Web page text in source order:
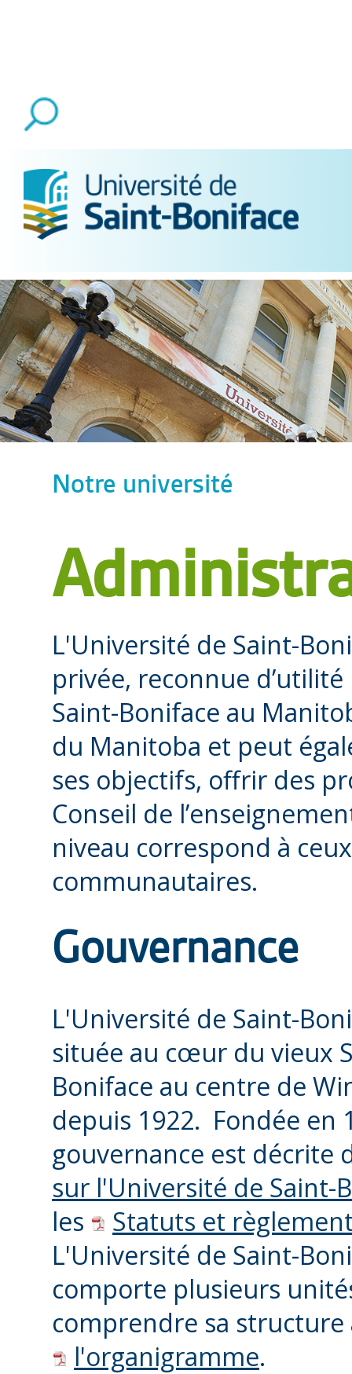
Notre université
L'Université de Saint-
privée, reconnue
Saint-Boniface au
du Manitoba et peut
ses objectifs, offrir des
Conseil de
niveau correspond à
communautaires.
Gouvernance
L'Université de Saint-
située au cœur du vieux
Boniface au centre de
depuis 1922. Fondée en
gouvernance est décrite
sur l'Université de Saint-
les
Statuts et
L'Université de Saint-
comporte plusieurs
comprendre sa
l'organigramme.